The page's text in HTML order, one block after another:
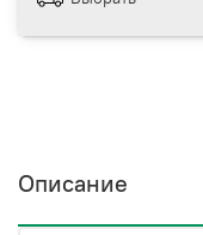
Описание